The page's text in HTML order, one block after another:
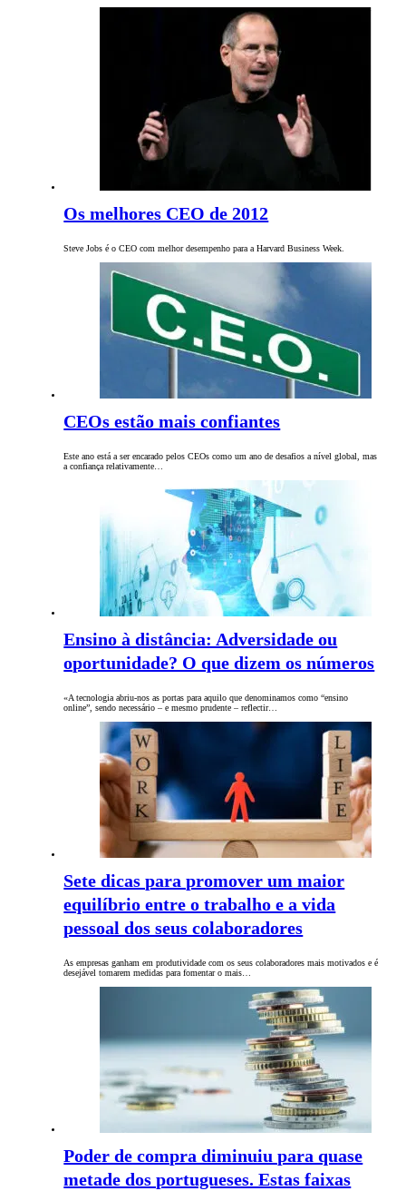
Os melhores CEO de 2012
Steve Jobs é o CEO com melhor desempenho para a Harvard Business Week.
CEOs estão mais confiantes
Este ano está a ser encarado pelos CEOs como um ano de desafios a nível global, mas
a confiança relativamente…
Ensino à distância: Adversidade ou
oportunidade? O que dizem os números
«A tecnologia abriu-nos as portas para aquilo que denominamos como “ensino
online”, sendo necessário – e mesmo prudente – reflectir…
Sete dicas para promover um maior
equilíbrio entre o trabalho e a vida
pessoal dos seus colaboradores
As empresas ganham em produtividade com os seus colaboradores mais motivados e é
desejável tomarem medidas para fomentar o mais…
Poder de compra diminuiu para quase
metade dos portugueses. Estas faixas